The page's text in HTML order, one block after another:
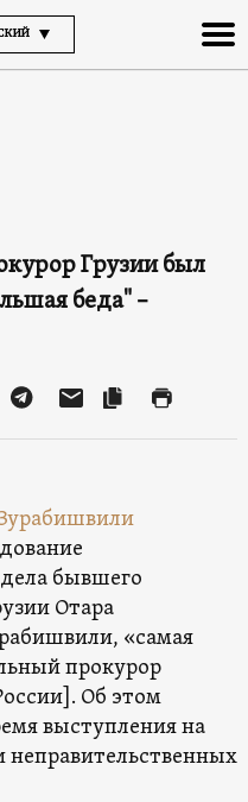
Грузии был
беда" –
бывшего
Отара
«самая
прокурор
Об этом
выступления на
неправительственных